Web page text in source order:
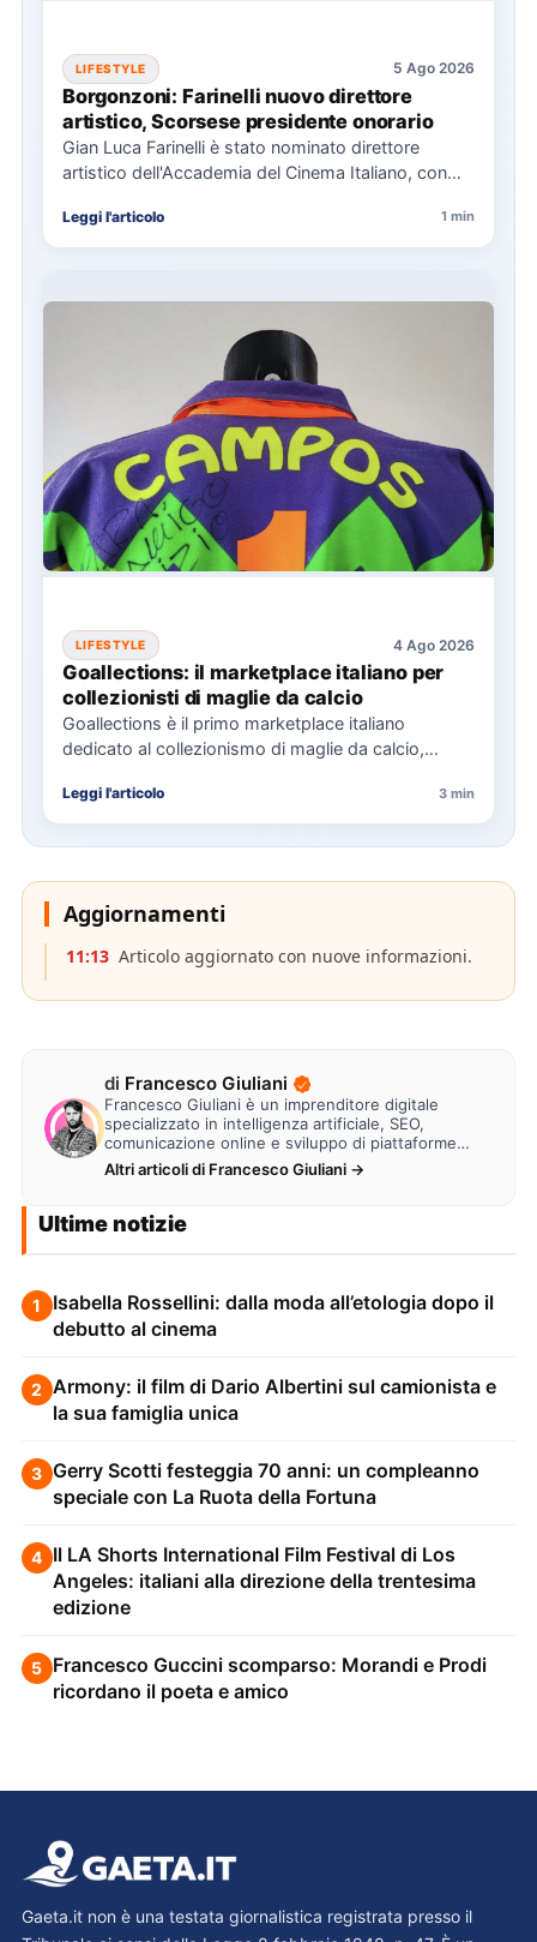
LIFESTYLE 5 Ago 2026
Borgonzoni: Farinelli nuovo direttore
artistico, Scorsese presidente onorario
Gian Luca Farinelli è stato nominato direttore
artistico dell'Accademia del Cinema Italiano, con
Leggi l'articolo 1 min
LIFESTYLE 4 Ago 2026
Goallections: il marketplace italiano per
collezionisti di maglie da calcio
Goallections è il primo marketplace italiano
dedicato al collezionismo di maglie da calcio,
Leggi l'articolo 3 min
Aggiornamenti
11:13 Articolo aggiornato con nuove informazioni.
di Francesco Giuliani
Francesco Giuliani è un imprenditore digitale
specializzato in intelligenza artificiale, SEO,
comunicazione online e sviluppo di piattaforme
web. Lavora alla creazione di…
Altri articoli di Francesco Giuliani →
Ultime notizie
1
Isabella Rossellini: dalla moda all’etologia dopo il
debutto al cinema
2 Armony: il film di Dario Albertini sul camionista e
la sua famiglia unica
3 Gerry Scotti festeggia 70 anni: un compleanno
speciale con La Ruota della Fortuna
4 Il LA Shorts International Film Festival di Los
Angeles: italiani alla direzione della trentesima
edizione
5 Francesco Guccini scomparso: Morandi e Prodi
ricordano il poeta e amico
Gaeta.it non è una testata giornalistica registrata presso il